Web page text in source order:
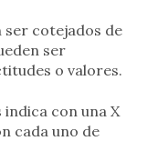
ser cotejados de
ser
o valores.
con una X
cada uno de